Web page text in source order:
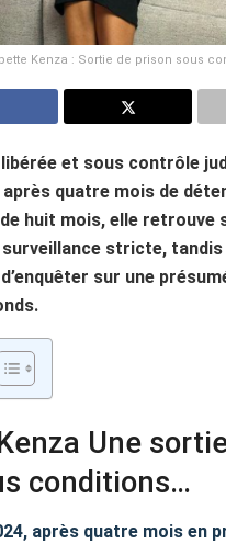
Kenza : Sortie de prison sous
et sous contrôle
quatre mois de
de huit mois, elle retrouve
stricte, tandis
sur une
Une
conditions…
après quatre mois en